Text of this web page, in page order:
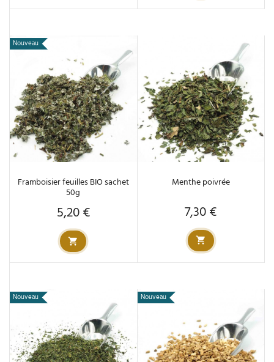
Nouveau
Framboisier feuilles BIO sachet
50g
Prix
5,20 €
Menthe poivrée
Prix
7,30 €
Nouveau Nouveau